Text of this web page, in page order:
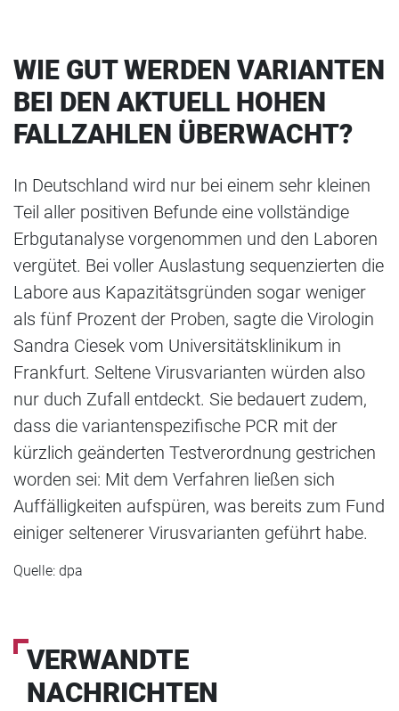
WIE GUT WERDEN VARIANTEN
BEI DEN AKTUELL HOHEN
FALLZAHLEN ÜBERWACHT?
In Deutschland wird nur bei einem sehr kleinen
Teil aller positiven Befunde eine vollständige
Erbgutanalyse vorgenommen und den Laboren
vergütet. Bei voller Auslastung sequenzierten die
Labore aus Kapazitätsgründen sogar weniger
als fünf Prozent der Proben, sagte die Virologin
Sandra Ciesek vom Universitätsklinikum in
Frankfurt. Seltene Virusvarianten würden also
nur duch Zufall entdeckt. Sie bedauert zudem,
dass die variantenspezifische PCR mit der
kürzlich geänderten Testverordnung gestrichen
worden sei: Mit dem Verfahren ließen sich
Auffälligkeiten aufspüren, was bereits zum Fund
einiger seltenerer Virusvarianten geführt habe.
Quelle: dpa
VERWANDTE
NACHRICHTEN